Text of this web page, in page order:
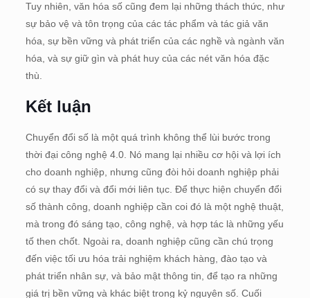
Tuy nhiên, văn hóa số cũng đem lại những thách thức, như
sự bảo vệ và tôn trọng của các tác phẩm và tác giả văn
hóa, sự bền vững và phát triển của các nghề và ngành văn
hóa, và sự giữ gìn và phát huy của các nét văn hóa đặc
thù.
Kết luận
Chuyển đổi số là một quá trình không thể lùi bước trong
thời đại công nghệ 4.0. Nó mang lại nhiều cơ hội và lợi ích
cho doanh nghiệp, nhưng cũng đòi hỏi doanh nghiệp phải
có sự thay đổi và đổi mới liên tục. Để thực hiện chuyển đổi
số thành công, doanh nghiệp cần coi đó là một nghệ thuật,
mà trong đó sáng tạo, công nghệ, và hợp tác là những yếu
tố then chốt. Ngoài ra, doanh nghiệp cũng cần chú trọng
đến việc tối ưu hóa trải nghiệm khách hàng, đào tạo và
phát triển nhân sự, và bảo mật thông tin, để tạo ra những
giá trị bền vững và khác biệt trong kỷ nguyên số. Cuối